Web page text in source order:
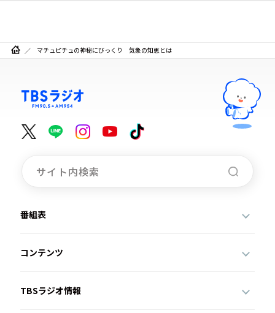
マチュピチュの神秘にびっくり 気象の知恵とは
番組表
コンテンツ
TBSラジオ情報